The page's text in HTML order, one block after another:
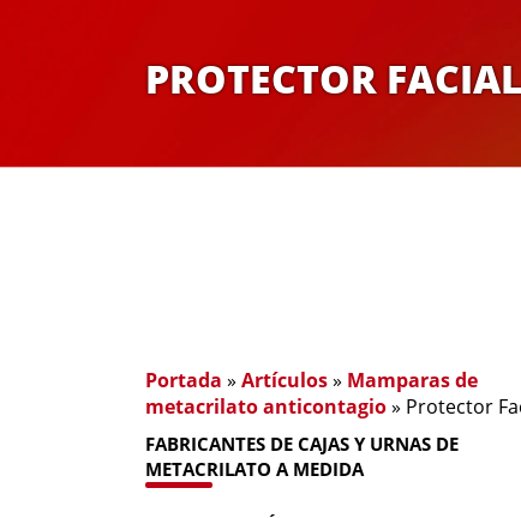
PROTECTOR
Portada » Artículos» Mamparas de
metacrilato anticontagio» Protector
FABRICANTES DE CAJAS Y URNAS DE
METACRILATO A MEDIDA